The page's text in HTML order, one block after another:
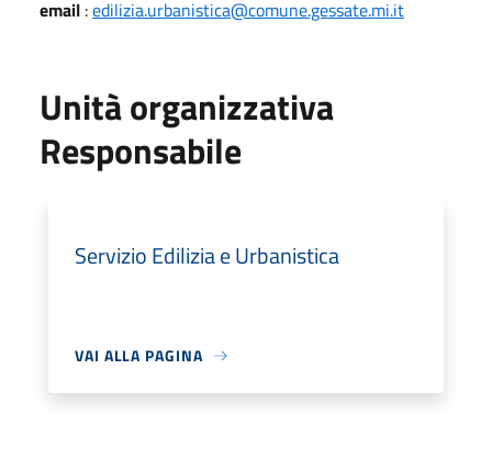
email :edilizia.urbanistica@comune.gessate.mi.it
Unità organizzativa
Responsabile
Servizio Edilizia e Urbanistica
VAI ALLA PAGINA